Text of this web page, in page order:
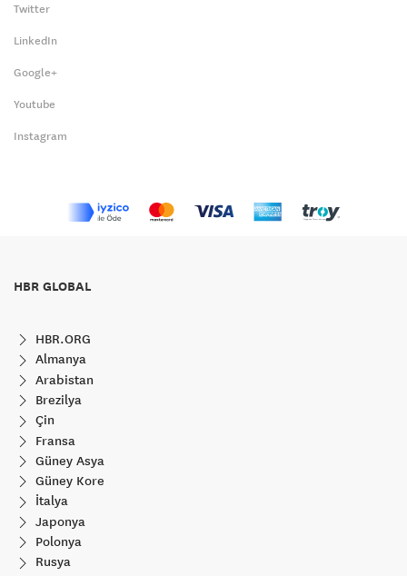
Twitter
LinkedIn
Google+
Youtube
Instagram
HBR GLOBAL
HBR.ORG
Almanya
Arabistan
Brezilya
Çin
Fransa
Güney Asya
Güney Kore
İtalya
Japonya
Polonya
Rusya